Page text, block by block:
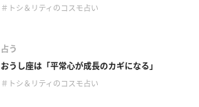
＃トシ＆リティのコスモ占い
占う
おうし座は「平常心が成長のカギになる」
＃トシ＆リティのコスモ占い